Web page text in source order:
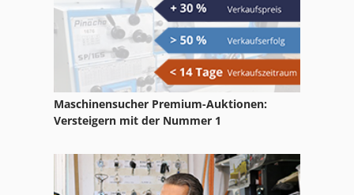
Hsc 20 Linear
Papier Und Stoffpresse
Maschinensucher Premium-Auktionen:
Versteigern mit der Nummer 1